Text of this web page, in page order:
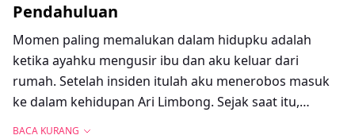
Pendahuluan
Momen paling memalukan dalam hidupku adalah
ketika ayahku mengusir ibu dan aku keluar dari
rumah. Setelah insiden itulah aku menerobos masuk
ke dalam kehidupan Ari Limbong. Sejak saat itu,
BACA KURANG